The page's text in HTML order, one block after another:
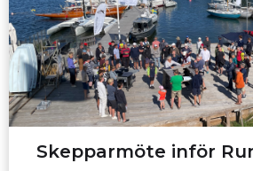
Skepparmöte inför